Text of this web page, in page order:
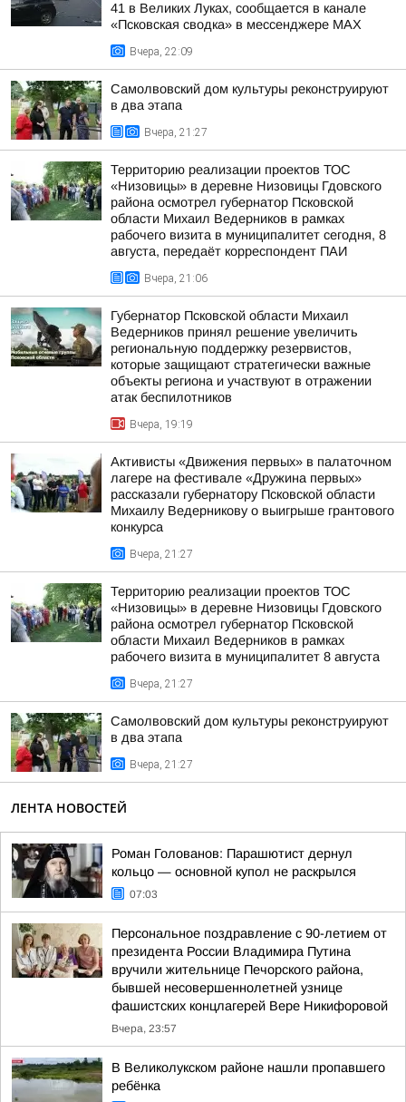
41 в Великих Луках, сообщается в канале
«Псковская сводка» в мессенджере MAX
Вчера, 22:09
Самолвовский дом культуры реконструируют
в два этапа
Вчера, 21:27
Территорию реализации проектов ТОС
«Низовицы» в деревне Низовицы Гдовского
района осмотрел губернатор Псковской
области Михаил Ведерников в рамках
рабочего визита в муниципалитет сегодня, 8
августа, передаёт корреспондент ПАИ
Вчера, 21:06
Губернатор Псковской области Михаил
Ведерников принял решение увеличить
региональную поддержку резервистов,
которые защищают стратегически важные
объекты региона и участвуют в отражении
атак беспилотников
Вчера, 19:19
Активисты «Движения первых» в палаточном
лагере на фестивале «Дружина первых»
рассказали губернатору Псковской области
Михаилу Ведерникову о выигрыше грантового
конкурса
Вчера, 21:27
Территорию реализации проектов ТОС
«Низовицы» в деревне Низовицы Гдовского
района осмотрел губернатор Псковской
области Михаил Ведерников в рамках
рабочего визита в муниципалитет 8 августа
Вчера, 21:27
Самолвовский дом культуры реконструируют
в два этапа
Вчера, 21:27
ЛЕНТА НОВОСТЕЙ
Роман Голованов: Парашютист дернул
кольцо — основной купол не раскрылся
07:03
Персональное поздравление с 90-летием от
президента России Владимира Путина
вручили жительнице Печорского района,
бывшей несовершеннолетней узнице
фашистских концлагерей Вере Никифоровой
Вчера, 23:57
В Великолукском районе нашли пропавшего
ребёнка